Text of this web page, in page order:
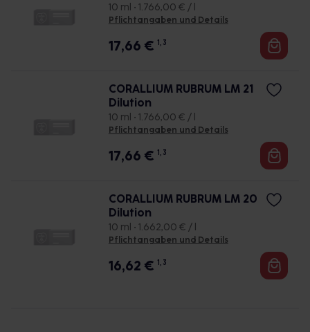
10 ml • 1.766,00 € / l
Pflichtangaben und Details
17,66 € 1, 3
CORALLIUM RUBRUM LM 21
Dilution
10 ml • 1.766,00 € / l
Pflichtangaben und Details
17,66 € 1, 3
CORALLIUM RUBRUM LM 20
Dilution
10 ml • 1.662,00 € / l
Pflichtangaben und Details
16,62 € 1, 3